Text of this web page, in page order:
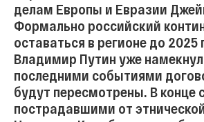
делам Европы и Евразии
Формально российский
оставаться в регионе до 2025
Владимир Путин уже
последними событиями
будут пересмотрены. В конце
пострадавшими от